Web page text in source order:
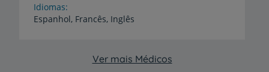
Idiomas
Espanhol, Francês, Inglês
Ver mais Médicos